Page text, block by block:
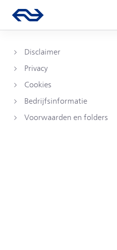
Hoofdnavigatie
Ga naar de homepage van ns.nl
Disclaimer
Privacy
Cookies
Bedrijfsinformatie
Voorwaarden en folders